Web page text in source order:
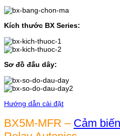
Kích thước BX Series:
Sơ đồ đấu dây:
Hướng dẫn cài đặt
BX5M-MFR – Cảm